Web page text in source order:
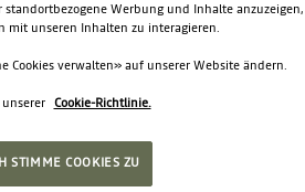
Werbung und Inhalte anzuzeigen,
mit unseren Inhalten zu interagieren.
Cookies verwalten» auf unserer Website ändern.
Cookie-Richtlinie.
STIMME COOKIES ZU